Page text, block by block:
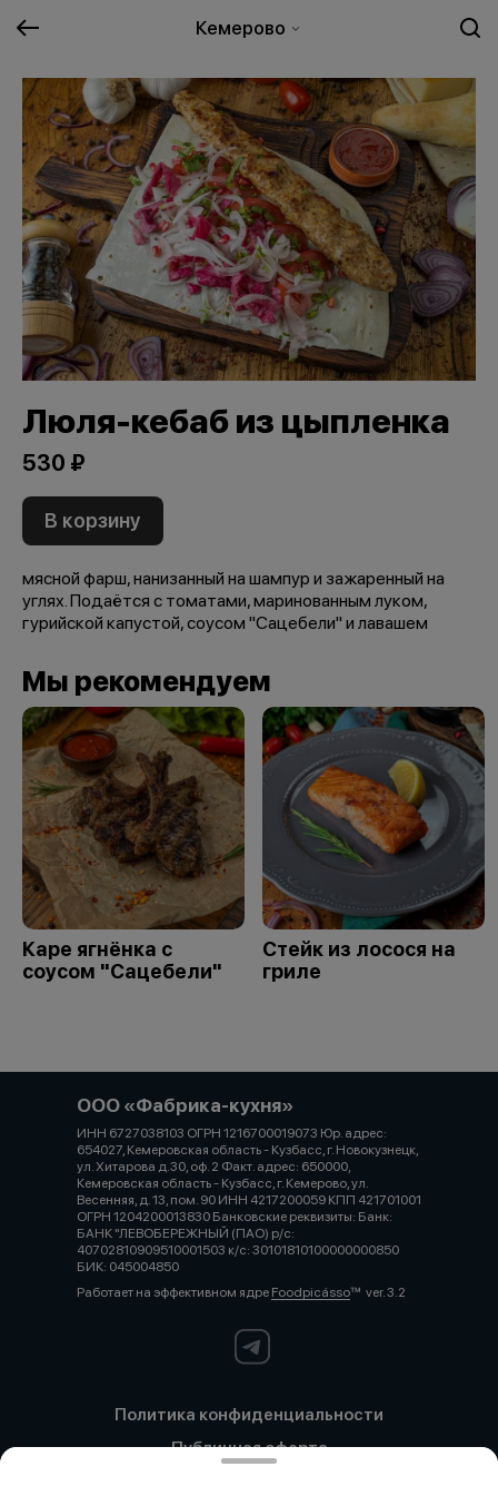
Кемерово
Люля-кебаб из цыпленка
530 ₽
В корзину
мясной фарш, нанизанный на шампур и зажаренный на
углях. Подаётся с томатами, маринованным луком,
гурийской капустой, соусом "Сацебели" и лавашем
Мы рекомендуем
Каре ягнёнка с
соусом "Сацебели"
Стейк из лосося на
гриле
ООО «Фабрика-кухня»
ИНН 6727038103 ОГРН 1216700019073 Юр. адрес:
654027, Кемеровская область - Кузбасс, г. Новокузнецк,
ул. Хитарова д.30, оф. 2 Факт. адрес: 650000,
Кемеровская область - Кузбасс, г. Кемерово, ул.
Весенняя, д. 13, пом. 90 ИНН 4217200059 КПП 421701001
ОГРН 1204200013830 Банковские реквизиты: Банк:
БАНК "ЛЕВОБЕРЕЖНЫЙ (ПАО) р/с:
40702810909510001503 к/с: 30101810100000000850
БИК: 045004850
Работает на эффективном ядре Foodpicássover. 3.2
Политика конфиденциальности
Публичная оферта